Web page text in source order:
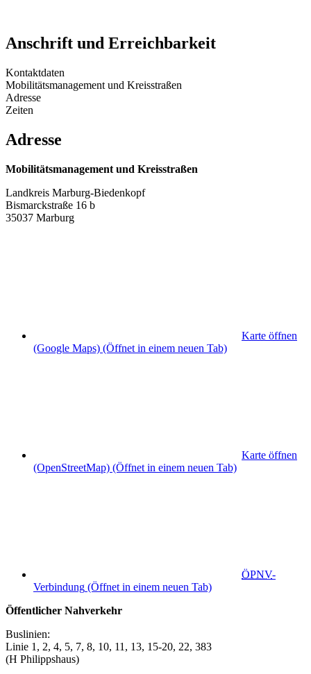
Anschrift und Erreichbarkeit
Kontaktdaten
Mobilitätsmanagement und Kreisstraßen
Adresse
Zeiten
Adresse
Mobilitätsmanagement und Kreisstraßen
Landkreis Marburg-Biedenkopf
Bismarckstraße 16 b
35037 Marburg
Karte öffnen
(Google Maps) (Öffnet in einem neuen Tab)
Karte öffnen
(OpenStreetMap) (Öffnet in einem neuen Tab)
ÖPNV-
Verbindung (Öffnet in einem neuen Tab)
Öffentlicher Nahverkehr
Buslinien:
Linie 1, 2, 4, 5, 7, 8, 10, 11, 13, 15-20, 22, 383
(H Philippshaus)